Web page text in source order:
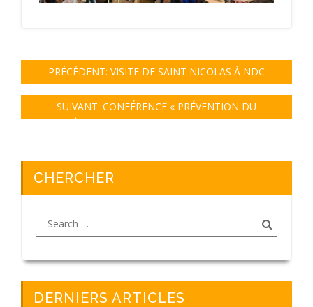
PRÉCÉDENT: VISITE DE SAINT NICOLAS À NDC
SUIVANT: CONFÉRENCE « PRÉVENTION DU
HARCÈLEMENT ET DES VIOLENCES SCOLAIRES.
CHERCHER
DERNIERS ARTICLES